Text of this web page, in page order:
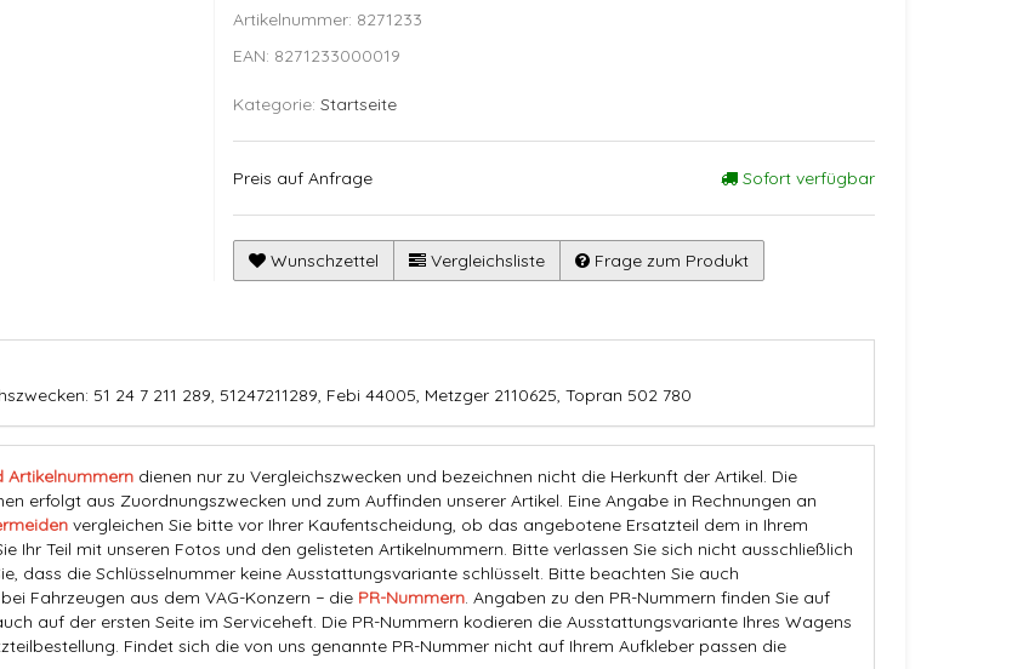
Artikelnummer: 8271233
EAN: 8271233000019
Kategorie: Startseite
Preis auf Anfrage Sofort verfügbar
Wunschzettel Vergleichsliste Frage zum Produkt
51 24 7 211 289, 51247211289, Febi 44005, Metzger 2110625, Topran 502 780
Artikelnummern dienen nur zu Vergleichszwecken und bezeichnen nicht die Herkunft der Artikel. Die
erfolgt aus Zuordnungszwecken und zum Auffinden unserer Artikel. Eine Angabe in Rechnungen an
vergleichen Sie bitte vor Ihrer Kaufentscheidung, ob das angebotene Ersatzteil dem in Ihrem
Ihr Teil mit unseren Fotos und den gelisteten Artikelnummern. Bitte verlassen Sie sich nicht ausschließlich
dass die Schlüsselnummer keine Ausstattungsvariante schlüsselt. Bitte beachten Sie auch
Fahrzeugen aus dem VAG-Konzern − die PR-Nummern. Angaben zu den PR-Nummern finden Sie auf
auf der ersten Seite im Serviceheft. Die PR-Nummern kodieren die Ausstattungsvariante Ihres Wagens
Findet sich die von uns genannte PR-Nummer nicht auf Ihrem Aufkleber passen die